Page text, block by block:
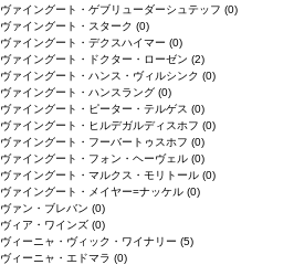
ヴァイングート・ゲブリューダーシュテッフ (0)
ヴァイングート・スターク (0)
ヴァイングート・デクスハイマー (0)
ヴァイングート・ドクター・ローゼン (2)
ヴァイングート・ハンス・ヴィルシンク (0)
ヴァイングート・ハンスラング (0)
ヴァイングート・ピーター・テルゲス (0)
ヴァイングート・ヒルデガルディスホフ (0)
ヴァイングート・フーバートゥスホフ (0)
ヴァイングート・フォン・ヘーヴェル (0)
ヴァイングート・マルクス・モリトール (0)
ヴァイングート・メイヤー=ナッケル (0)
ヴァン・ブレバン (0)
ヴィア・ワインズ (0)
ヴィーニャ・ヴィック・ワイナリー (5)
ヴィーニャ・エドマラ (0)